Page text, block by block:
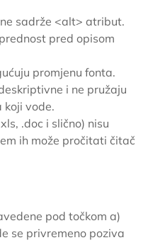
sadrže <alt> atribut.
pred opisom
promjenu fonta.
i ne pružaju
koji vode.
.doc i slično) nisu
ih može pročitati čitač
pod točkom a)
se privremeno poziva